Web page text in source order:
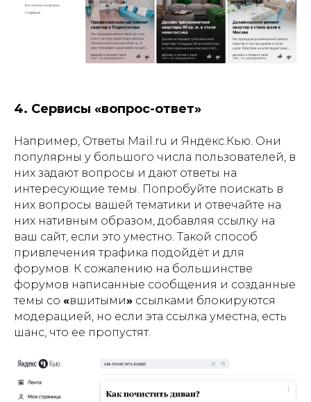
4. Сервисы «вопрос-ответ»
Например, Ответы Mail.ru и Яндекс.Кью. Они
популярны у большого числа пользователей, в
них задают вопросы и дают ответы на
интересующие темы. Попробуйте поискать в
них вопросы вашей тематики и отвечайте на
них нативным образом, добавляя ссылку на
ваш сайт, если это уместно. Такой способ
привлечения трафика подойдёт и для
форумов. К сожалению на большинстве
форумов написанные сообщения и созданные
темы со «вшитыми» ссылками блокируются
модерацией, но если эта ссылка уместна, есть
шанс, что ее пропустят.